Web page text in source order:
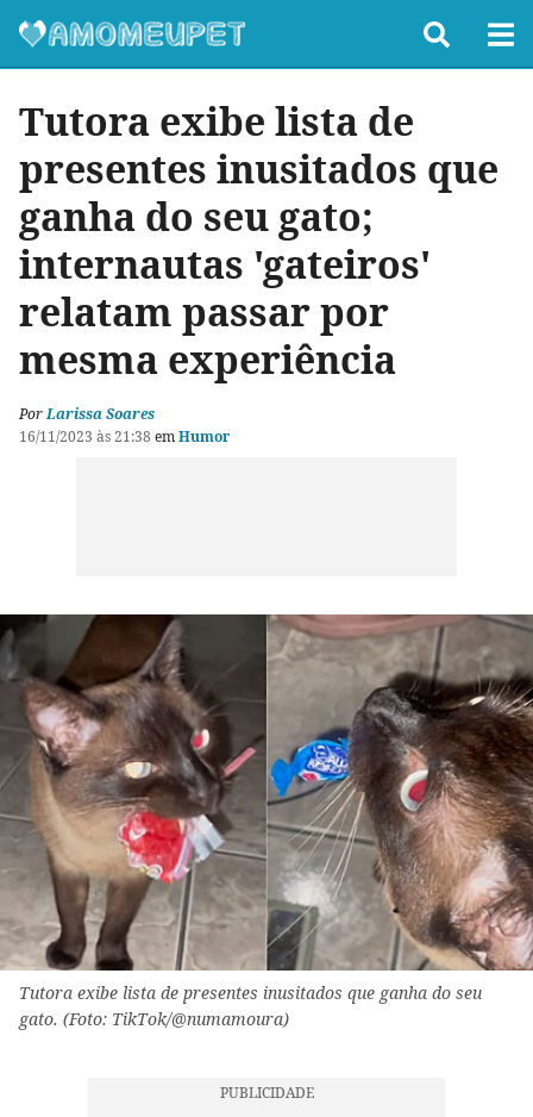
Tutora exibe lista de
presentes inusitados que
ganha do seu gato;
internautas 'gateiros'
relatam passar por
mesma experiência
PorLarissa Soares
16/11/2023 às 21:38 emHumor
Tutora exibe lista de presentes inusitados que ganha do seu
gato. (Foto: TikTok/@numamoura)